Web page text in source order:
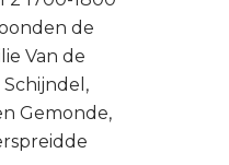
de
Van de
Gemonde,